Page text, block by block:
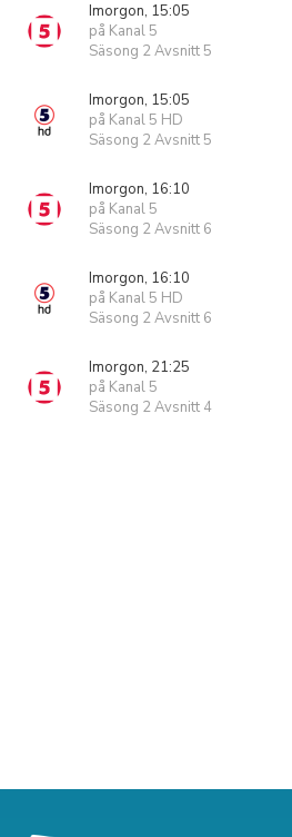
Imorgon, 15:05
på Kanal 5
Säsong 2 Avsnitt 5
Imorgon, 15:05
på Kanal 5 HD
Säsong 2 Avsnitt 5
Imorgon, 16:10
på Kanal 5
Säsong 2 Avsnitt 6
Imorgon, 16:10
på Kanal 5 HD
Säsong 2 Avsnitt 6
Imorgon, 21:25
på Kanal 5
Säsong 2 Avsnitt 4